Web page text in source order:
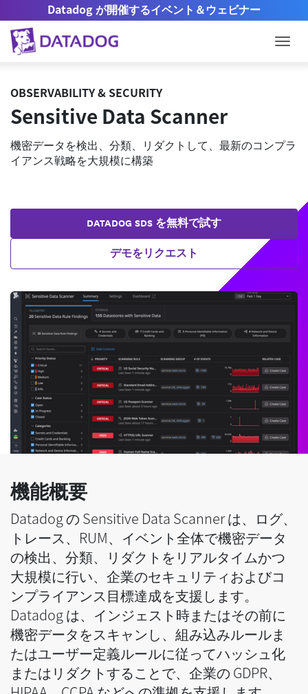
Datadog が開催するイベント＆ウェビナー
OBSERVABILITY & SECURITY
Sensitive Data Scanner
機密データを検出、分類、リダクトして、最新のコンプラ
イアンス戦略を大規模に構築
DATADOG SDS を無料で試す
デモをリクエスト
機能概要
Datadog の Sensitive Data Scanner は、ログ、
トレース、RUM、イベント全体で機密データ
の検出、分類、リダクトをリアルタイムかつ
大規模に行い、企業のセキュリティおよびコ
ンプライアンス目標達成を支援します。
Datadog は、インジェスト時またはその前に
機密データをスキャンし、組み込みルールま
たはユーザー定義ルールに従ってハッシュ化
またはリダクトすることで、企業の GDPR、